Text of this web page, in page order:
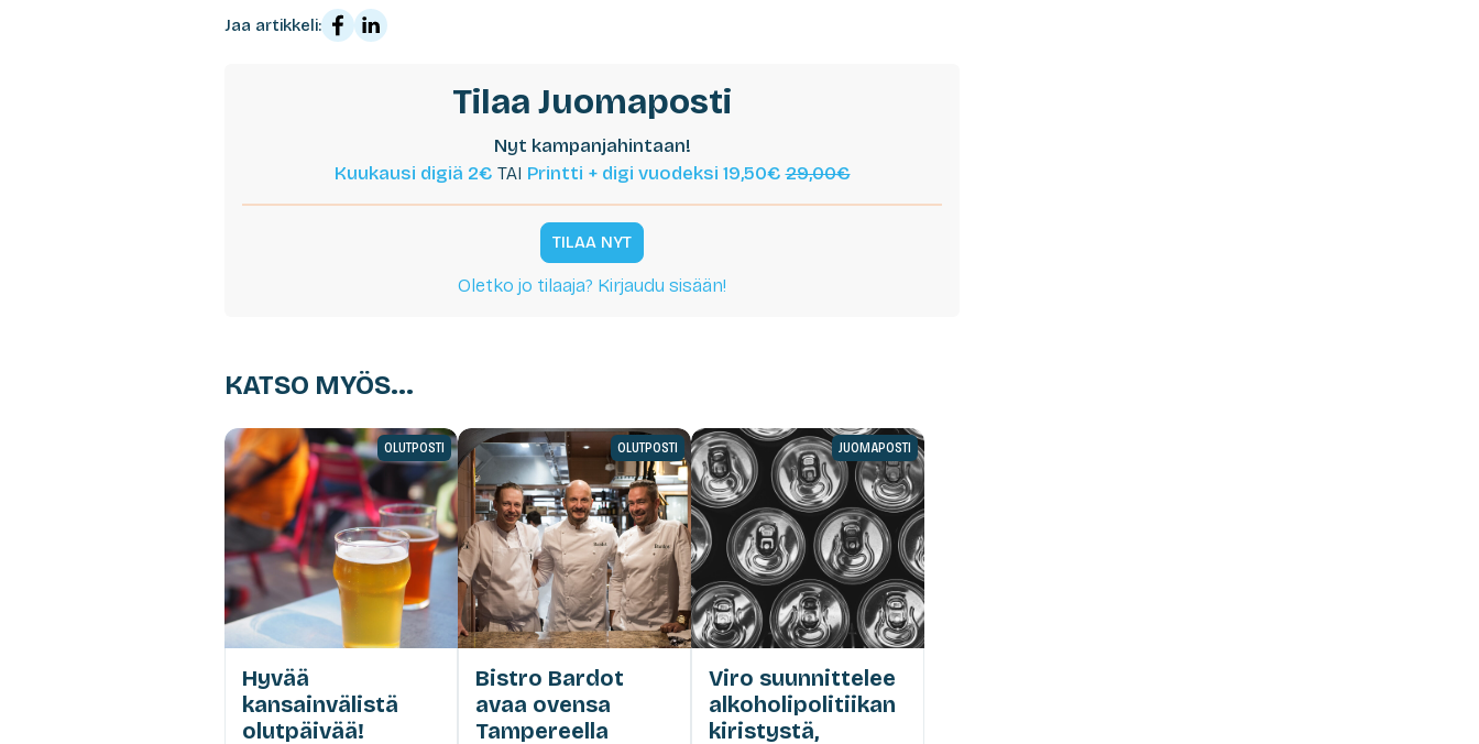
Jaa artikkeli:
Tilaa Juomaposti
Nyt kampanjahintaan!
Kuukausi digiä 2€ TAI Printti + digi vuodeksi 19,50€29,00€
TILAA NYT
Oletko jo tilaaja? Kirjaudu sisään!
KATSO MYÖS...
OLUTPOSTI
Hyvää
kansainvälistä
olutpäivää!
OLUTPOSTI
Bistro Bardot
avaa ovensa
Tampereella
JUOMAPOSTI
Viro suunnittelee
alkoholipolitiikan
kiristystä,